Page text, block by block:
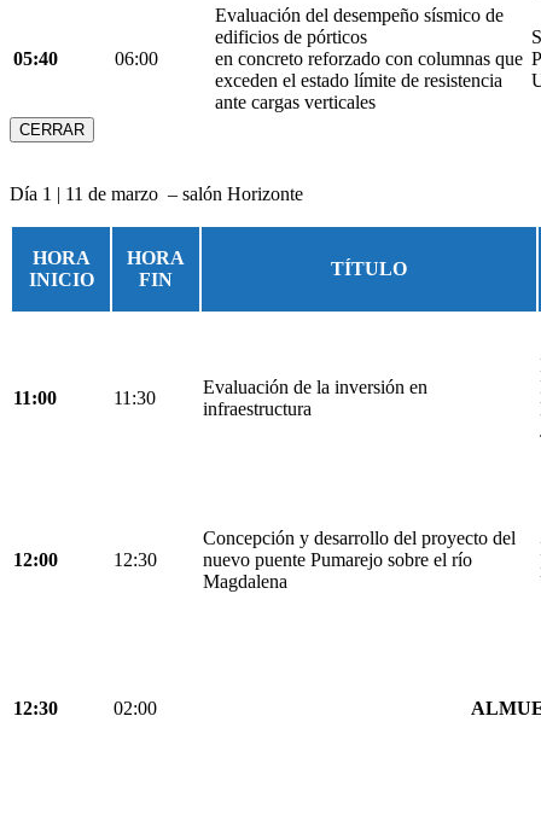
05:40 06:00
Evaluación del desempeño sísmico de
edificios de pórticos
en concreto reforzado con columnas que
exceden el estado límite de resistencia
ante cargas verticales
CERRAR
Día 1 | 11 de marzo – salón Horizonte
HORA
INICIO
HORA
FIN
TÍTULO
11:00 11:30
Evaluación de la inversión en
infraestructura
12:00 12:30
Concepción y desarrollo del proyecto del
nuevo puente Pumarejo sobre el río
Magdalena
12:30 02:00